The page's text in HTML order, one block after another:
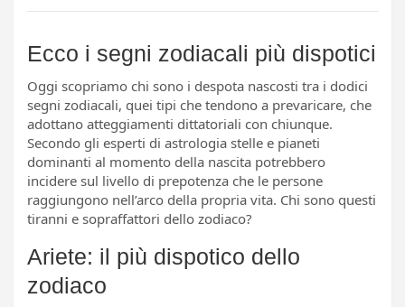
Ecco i segni zodiacali più dispotici
Oggi scopriamo chi sono i despota nascosti tra i dodici
segni zodiacali, quei tipi che tendono a prevaricare, che
adottano atteggiamenti dittatoriali con chiunque.
Secondo gli esperti di astrologia stelle e pianeti
dominanti al momento della nascita potrebbero
incidere sul livello di prepotenza che le persone
raggiungono nell’arco della propria vita. Chi sono questi
tiranni e sopraffattori dello zodiaco?
Ariete: il più dispotico dello
zodiaco